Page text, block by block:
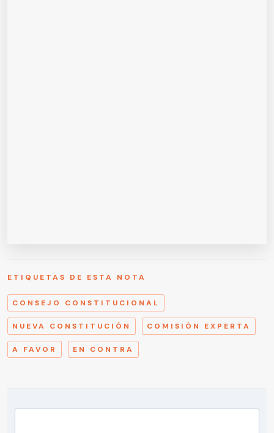
ETIQUETAS DE ESTA NOTA
CONSEJO CONSTITUCIONAL
NUEVA CONSTITUCIÓN COMISIÓN EXPERTA
A FAVOR EN CONTRA